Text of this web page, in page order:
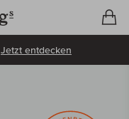
Jetzt entdecken